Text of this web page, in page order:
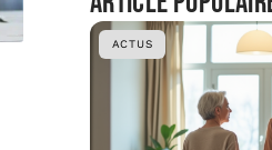
ACTUS